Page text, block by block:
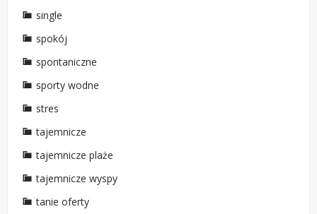
single
spokój
spontaniczne
sporty wodne
stres
tajemnicze
tajemnicze plaże
tajemnicze wyspy
tanie oferty